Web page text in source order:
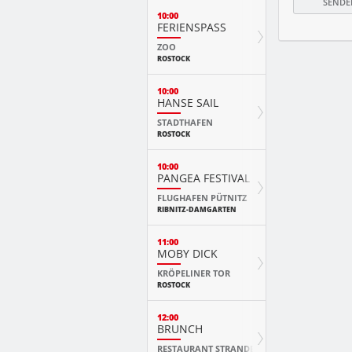
10:00
FERIENSPASS
ZOO
ROSTOCK
10:00
HANSE SAIL
STADTHAFEN
ROSTOCK
10:00
PANGEA FESTIVAL
FLUGHAFEN PÜTNITZ
RIBNITZ-DAMGARTEN
11:00
MOBY DICK
KRÖPELINER TOR
ROSTOCK
12:00
BRUNCH
RESTAURANT STRANDE